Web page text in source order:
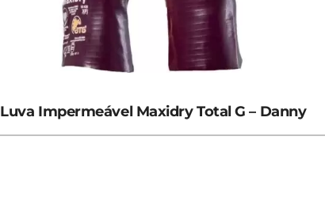
Luva Impermeável Maxidry Total G – Danny